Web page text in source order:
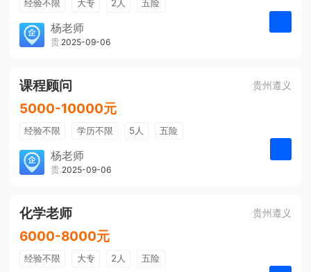
经验不限 大专 2人
五险
带薪年假
年终奖
免费培训
包住宿
杨老师
贵州大美前程文化发展有限公司
2025-09-06
课程顾问 贵州遵义
5000-10000元
经验不限 学历不限 5人
五险
带薪年假
年终奖
免费培训
包住宿
杨老师
贵州大美前程文化发展有限公司
2025-09-06
化学老师 贵州遵义
6000-8000元
经验不限 大专 2人
五险